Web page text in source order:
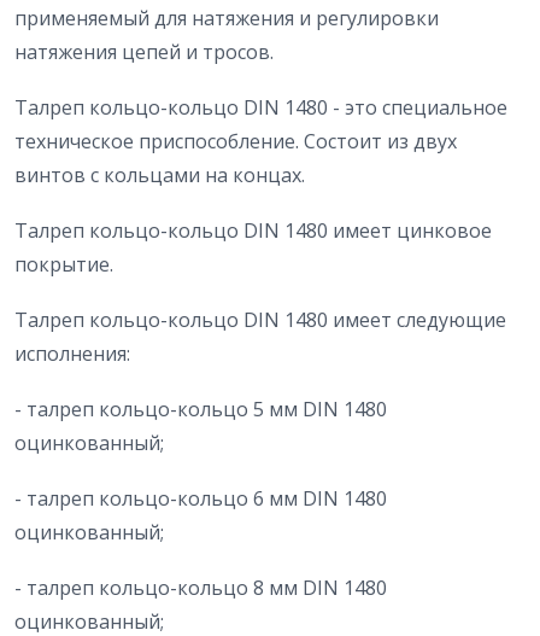
применяемый для натяжения и регулировки
натяжения цепей и тросов.
Талреп кольцо-кольцо DIN 1480 - это специальное
техническое приспособление. Состоит из двух
винтов с кольцами на концах.
Талреп кольцо-кольцо DIN 1480 имеет цинковое
покрытие.
Талреп кольцо-кольцо DIN 1480 имеет следующие
исполнения:
- талреп кольцо-кольцо 5 мм DIN 1480
оцинкованный;
- талреп кольцо-кольцо 6 мм DIN 1480
оцинкованный;
- талреп кольцо-кольцо 8 мм DIN 1480
оцинкованный;